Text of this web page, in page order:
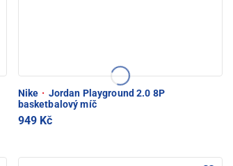
Nike · Jordan Playground 2.0 8P
basketbalový míč
949 Kč